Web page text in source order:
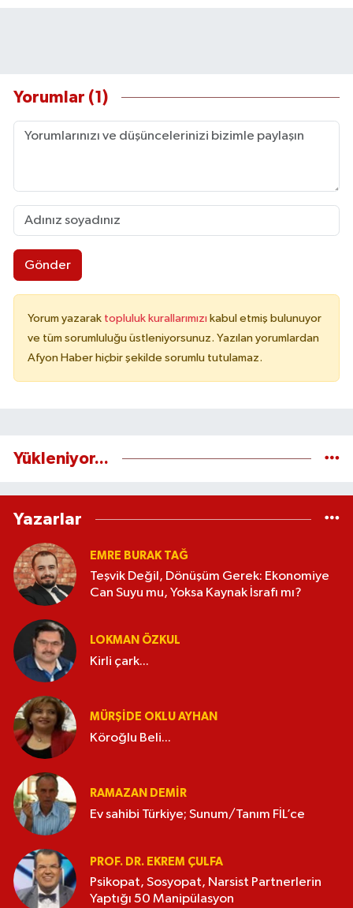
Yorumlar (1)
Gönder
Yorum yazarak topluluk kurallarımızı kabul etmiş bulunuyor
ve tüm sorumluluğu üstleniyorsunuz. Yazılan yorumlardan
Afyon Haber hiçbir şekilde sorumlu tutulamaz.
Yükleniyor...
Yazarlar
EMRE BURAK TAĞ
Teşvik Değil, Dönüşüm Gerek: Ekonomiye
Can Suyu mu, Yoksa Kaynak İsrafı mı?
LOKMAN ÖZKUL
Kirli çark...
MÜRŞIDE OKLU AYHAN
Köroğlu Beli...
RAMAZAN DEMİR
Ev sahibi Türkiye; Sunum/Tanım FİL’ce
PROF. DR. EKREM ÇULFA
Psikopat, Sosyopat, Narsist Partnerlerin
Yaptığı 50 Manipülasyon